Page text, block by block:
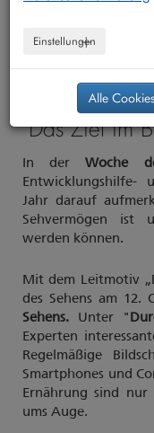
"Das Ziel im
In derWoche
Entwicklungshilfe-
Jahr darauf
Sehvermögen ist
werden können.
Mit dem Leitmotiv
des Sehens am 12.
Sehens. Unter "
Experten
Regelmäßige
Smartphones und
Ernährung sind
ums Auge.
Einstellungen
Alle